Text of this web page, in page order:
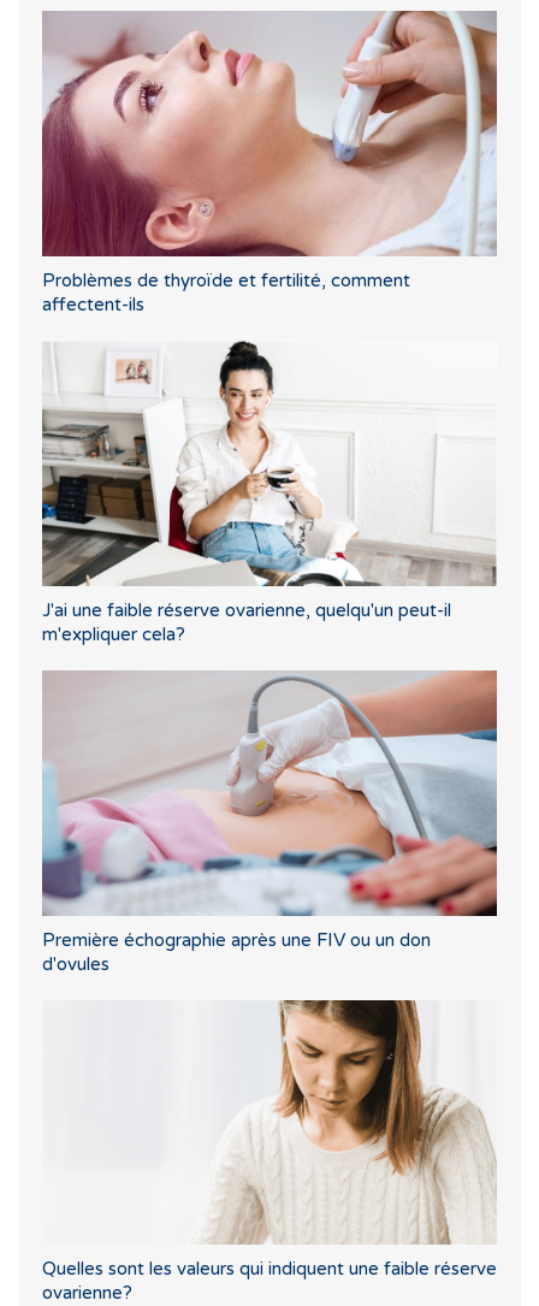
Problèmes de thyroïde et fertilité, comment
affectent-ils
J'ai une faible réserve ovarienne, quelqu'un peut-il
m'expliquer cela?
Première échographie après une FIV ou un don
d'ovules
Quelles sont les valeurs qui indiquent une faible réserve
ovarienne?